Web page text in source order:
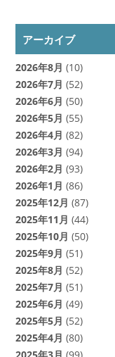
アーカイブ
2026年8月 (10)
2026年7月 (52)
2026年6月 (50)
2026年5月 (55)
2026年4月 (82)
2026年3月 (94)
2026年2月 (93)
2026年1月 (86)
2025年12月 (87)
2025年11月 (44)
2025年10月 (50)
2025年9月 (51)
2025年8月 (52)
2025年7月 (51)
2025年6月 (49)
2025年5月 (52)
2025年4月 (80)